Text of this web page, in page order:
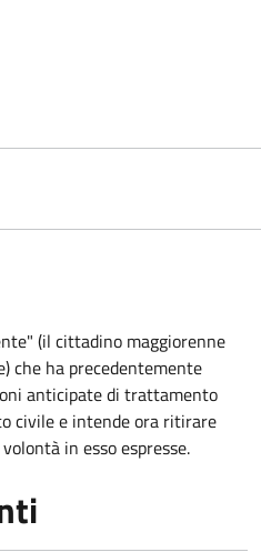
(il cittadino maggiorenne
che ha precedentemente
anticipate di trattamento
civile e intende ora ritirare
in esso espresse.